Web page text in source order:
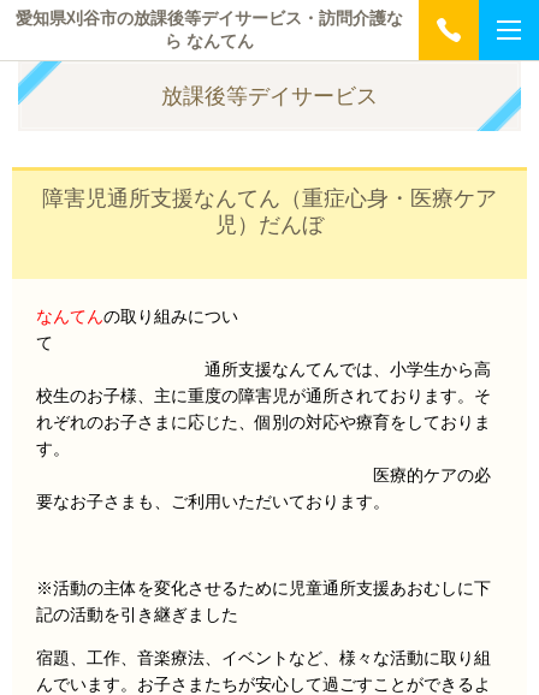
愛知県刈谷市の放課後等デイサービス・訪問介護な
ら なんてん
放課後等デイサービス
障害児通所支援なんてん（重症心身・医療ケア
児）だんぼ
なんてんの取り組みについ
て
通所支援なんてんでは、小学生から高
校生のお子様、主に重度の障害児が通所されております。そ
れぞれのお子さまに応じた、個別の対応や療育をしておりま
す。
医療的ケアの必
要なお子さまも、ご利用いただいております。
※活動の主体を変化させるために児童通所支援あおむしに下
記の活動を引き継ぎました
宿題、工作、音楽療法、イベントなど、様々な活動に取り組
んでいます。 お子さま たちが安心して過ごすことができるよ